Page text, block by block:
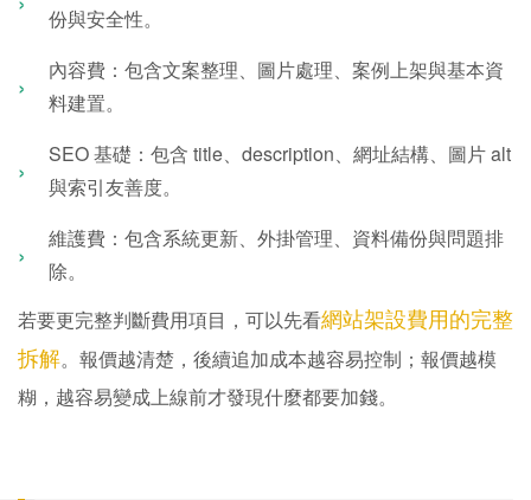
份與安全性。
內容費：包含文案整理、圖片處理、案例上架與基本資
料建置。
SEO 基礎：包含 title、description、網址結構、圖片 alt
與索引友善度。
維護費：包含系統更新、外掛管理、資料備份與問題排
除。
若要更完整判斷費用項目，可以先看網站架設費用的完整
拆解。報價越清楚，後續追加成本越容易控制；報價越模
糊，越容易變成上線前才發現什麼都要加錢。